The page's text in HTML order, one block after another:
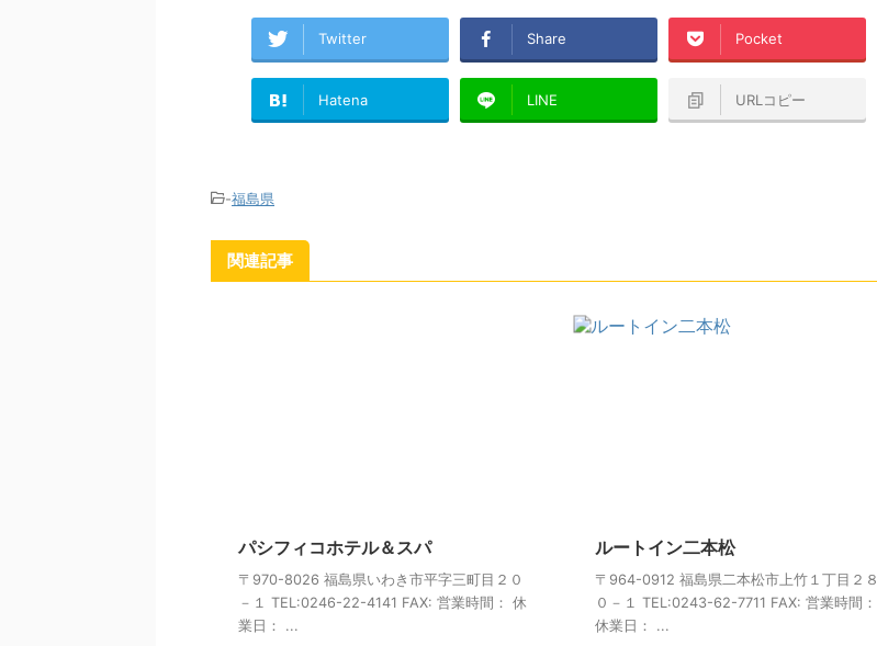
Twitter Share Pocket
Hatena LINE URLコピー
-福島県
関連記事
パシフィコホテル＆スパ
〒970-8026 福島県いわき市平字三町目２０
－１ TEL:0246-22-4141 FAX: 営業時間： 休
業日： ...
ルートイン二本松
〒964-0912 福島県二本松市上竹１丁目２８
０－１ TEL:0243-62-7711 FAX: 営業時間：
休業日： ...